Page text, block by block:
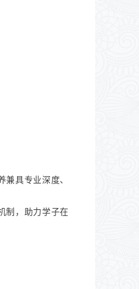
具专业深度、
制，助力学子在